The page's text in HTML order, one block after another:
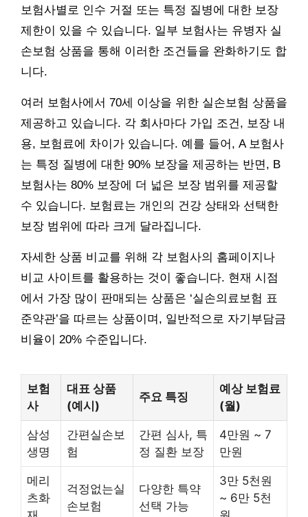
보험사별로 인수 거절 또는 특정 질병에 대한 보장
제한이 있을 수 있습니다. 일부 보험사는 유병자 실
손보험 상품을 통해 이러한 조건들을 완화하기도 합
니다.
여러 보험사에서 70세 이상을 위한 실손보험 상품을
제공하고 있습니다. 각 회사마다 가입 조건, 보장 내
용, 보험료에 차이가 있습니다. 예를 들어, A 보험사
는 특정 질병에 대한 90% 보장을 제공하는 반면, B
보험사는 80% 보장에 더 넓은 보장 범위를 제공할
수 있습니다. 보험료는 개인의 건강 상태와 선택한
보장 범위에 따라 크게 달라집니다.
자세한 상품 비교를 위해 각 보험사의 홈페이지나
비교 사이트를 활용하는 것이 좋습니다. 현재 시점
에서 가장 많이 판매되는 상품은 ‘실손의료보험 표
준약관’을 따르는 상품이며, 일반적으로 자기부담금
비율이 20% 수준입니다.
보험
사
대표 상품
(예시)
주요 특징
예상 보험료
(월)
삼성
생명
간편실손보
험
간편 심사, 특
정 질환 보장
4만원 ~ 7
만원
메리
츠화
걱정없는실
손보험
다양한 특약
선택 가능
3만 5천원
~ 6만 5천